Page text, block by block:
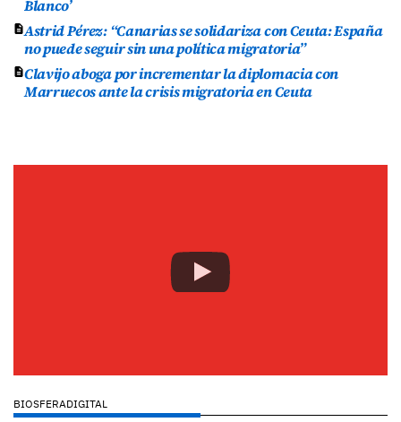
Blanco’
Astrid Pérez: “Canarias se solidariza con Ceuta: España
no puede seguir sin una política migratoria”
Clavijo aboga por incrementar la diplomacia con
Marruecos ante la crisis migratoria en Ceuta
BIOSFERADIGITAL